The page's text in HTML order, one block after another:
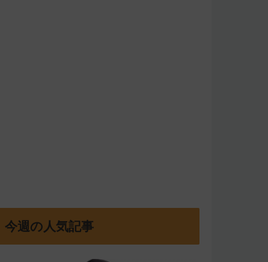
今週の人気記事